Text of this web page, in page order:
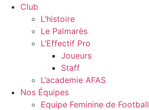
Club
L’histoire
Le Palmarès
L’Effectif Pro
Joueurs
Staff
L’academie AFAS
Nos Équipes
Equipe Feminine de Football